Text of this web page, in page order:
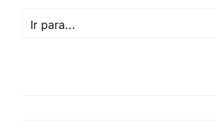
Ir para...